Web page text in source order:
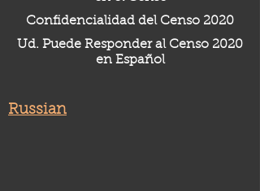
Confidencialidad del Censo 2020
Ud. Puede Responder al Censo 2020
en Español
Russian